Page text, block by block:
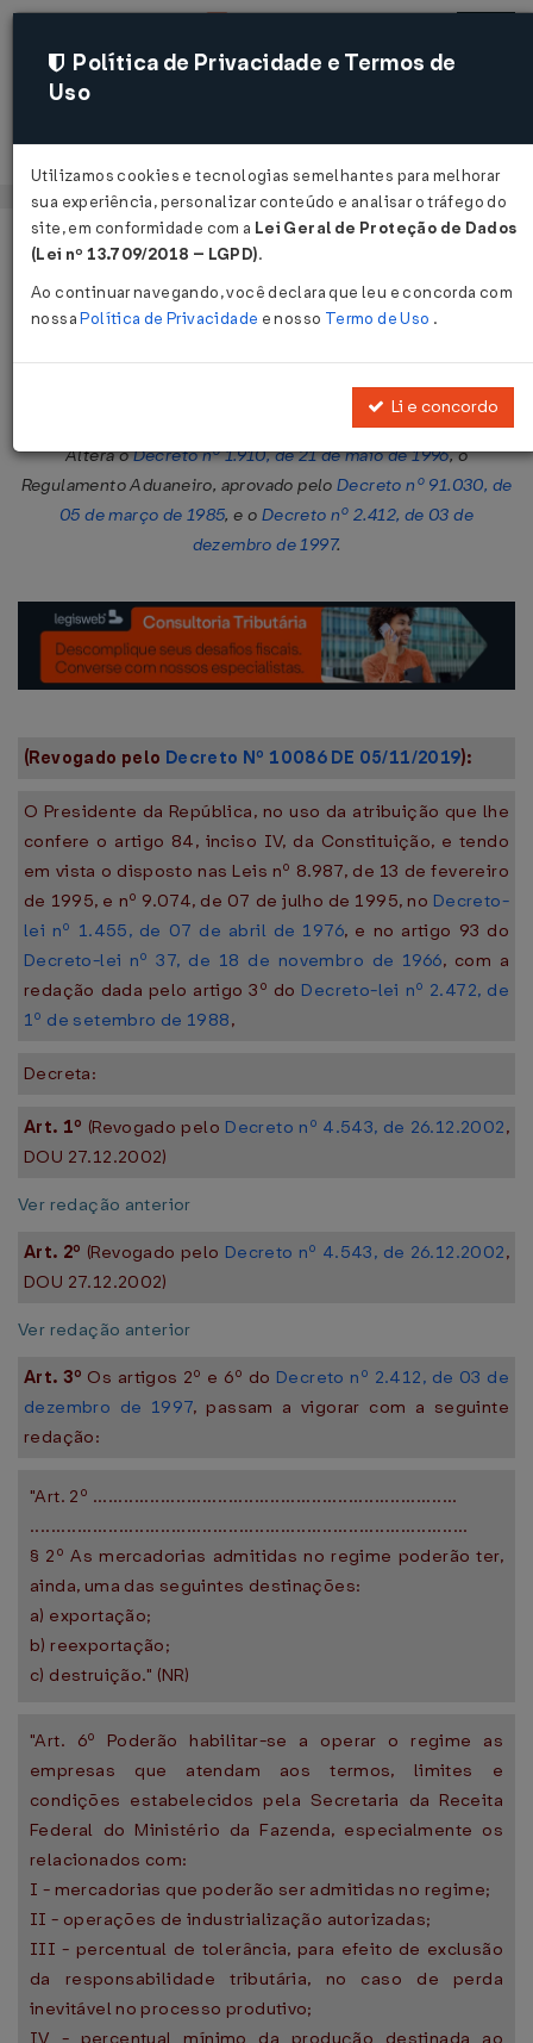
Acessar
Página Inicial Legislações
Decreto Nº 3345 DE 26/01/2000
Publicado no DOU em 27 jan 2000
Altera oDecreto nº 1.910, de 21 de maio de 1996, o
Regulamento Aduaneiro, aprovado peloDecreto nº 91.030, de
05 de março de 1985, e o Decreto nº 2.412, de 03 de
dezembro de 1997.
(Revogado pelo Decreto Nº 10086 DE 05/11/2019):
O Presidente da República, no uso da atribuição que lhe
confere o artigo 84, inciso IV, da Constituição, e tendo
em vista o disposto nas Leis nº 8.987, de 13 de fevereiro
de 1995, e nº 9.074, de 07 de julho de 1995, no Decreto-
lei nº 1.455, de 07 de abril de 1976, e no artigo 93 do
Decreto-lei nº 37, de 18 de novembro de 1966, com a
redação dada pelo artigo 3º do Decreto-lei nº 2.472, de
1º de setembro de 1988,
Decreta:
Art. 1º (Revogado pelo Decreto nº 4.543, de 26.12.2002,
DOU 27.12.2002)
Ver redação anterior
Art. 2º (Revogado pelo Decreto nº 4.543, de 26.12.2002,
DOU 27.12.2002)
Ver redação anterior
Art. 3º Os artigos 2º e 6º do Decreto nº 2.412, de 03 de
dezembro de 1997, passam a vigorar com a seguinte
redação:
"Art. 2º ......................................................................
....................................................................................
§ 2º As mercadorias admitidas no regime poderão ter,
ainda, uma das seguintes destinações:
a) exportação;
b) reexportação;
c) destruição." (NR)
"Art. 6º Poderão habilitar-se a operar o regime as
empresas que atendam aos termos, limites e
condições estabelecidos pela Secretaria da Receita
Federal do Ministério da Fazenda, especialmente os
relacionados com:
I - mercadorias que poderão ser admitidas no regime;
II - operações de industrialização autorizadas;
III - percentual de tolerância, para efeito de exclusão
da responsabilidade tributária, no caso de perda
inevitável no processo produtivo;
IV - percentual mínimo da produção destinada ao
Política de Privacidade e Termos de
Uso
Utilizamos cookies e tecnologias semelhantes para melhorar
sua experiência, personalizar conteúdo e analisar o tráfego do
site, em conformidade com a Lei Geral de Proteção de Dados
(Lei nº 13.709/2018 – LGPD).
Ao continuar navegando, você declara que leu e concorda com
nossaPolítica de Privacidade e nosso Termo de Uso .
Li e concordo